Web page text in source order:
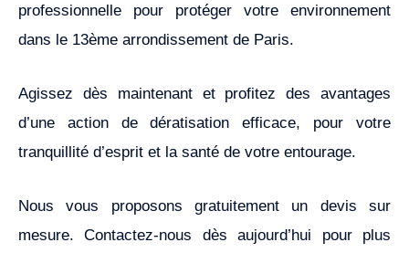
professionnelle pour protéger votre environnement
dans le 13ème arrondissement de Paris.
Agissez dès maintenant et profitez des avantages
d’une action de dératisation efficace, pour votre
tranquillité d’esprit et la santé de votre entourage.
Nous vous proposons gratuitement un devis sur
mesure. Contactez-nous dès aujourd’hui pour plus